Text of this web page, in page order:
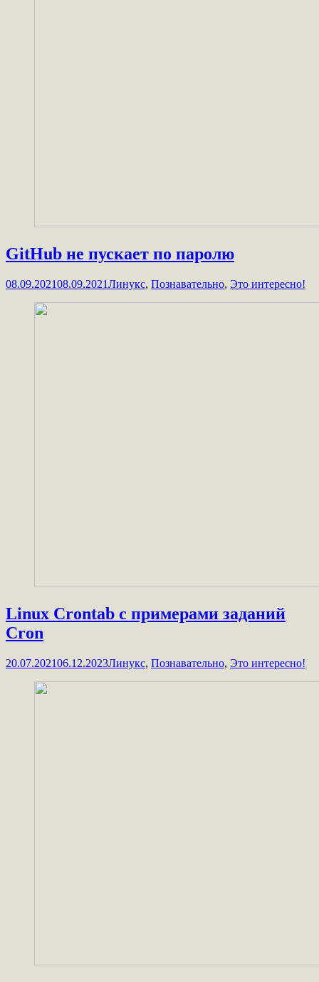
GitHub не пускает по паролю
08.09.202108.09.2021Линукс, Познавательно, Это интересно!
Linux Crontab с примерами заданий
Cron
20.07.202106.12.2023Линукс, Познавательно, Это интересно!